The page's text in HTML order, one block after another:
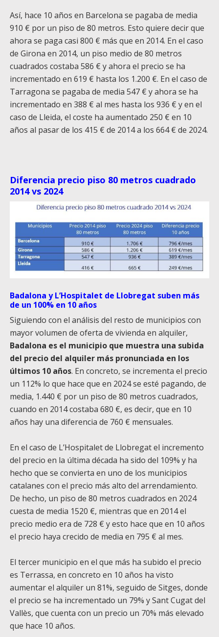
Así, hace 10 años en Barcelona se pagaba de media
910 € por un piso de 80 metros. Esto quiere decir que
ahora se paga casi 800 € más que en 2014. En el caso
de Girona en 2014, un piso medio de 80 metros
cuadrados costaba 586 € y ahora el precio se ha
incrementado en 619 € hasta los 1.200 €. En el caso de
Tarragona se pagaba de media 547 € y ahora se ha
incrementado en 388 € al mes hasta los 936 € y en el
caso de Lleida, el coste ha aumentado 250 € en 10
años al pasar de los 415 € de 2014 a los 664 € de 2024.
Diferencia precio piso 80 metros cuadrado
2014 vs 2024
Badalona y L’Hospitalet de Llobregat suben más
de un 100% en 10 años
Siguiendo con el análisis del resto de municipios con
mayor volumen de oferta de vivienda en alquiler,
Badalona es el municipio que muestra una subida
del precio del alquiler más pronunciada en los
últimos 10 años. En concreto, se incrementa el precio
un 112% lo que hace que en 2024 se esté pagando, de
media, 1.440 € por un piso de 80 metros cuadrados,
cuando en 2014costaba 680 €, es decir, que en 10
años hay una diferencia de 760 € mensuales.
En el caso de L’Hospitalet de Llobregat el incremento
del precio en la última década ha sido del 109% y ha
hecho que se convierta en uno de los municipios
catalanes con el precio más alto del arrendamiento.
De hecho, un piso de 80 metros cuadrados en 2024
cuesta de media 1520 €, mientras que en 2014 el
precio medio era de 728 € y esto hace que en 10 años
el precio haya crecido de media en 795 € al mes.
El tercer municipio en el que más ha subido el precio
es Terrassa, en concreto en 10 años ha visto
aumentar el alquiler un 81%, seguido de Sitges, donde
el precio se ha incrementado un 79% y Sant Cugat del
Vallès, que cuenta con un precio un 70% más elevado
que hace 10 años.